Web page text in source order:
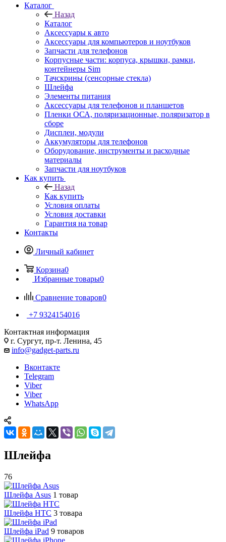
Каталог
Назад
Каталог
Аксессуары к авто
Аксессуары для компьютеров и ноутбуков
Запчасти для телефонов
Корпусные части: корпуса, крышки, рамки,
контейнеры Sim
Тачскрины (сенсорные стекла)
Шлейфа
Элементы питания
Аксессуары для телефонов и планшетов
Пленки ОСА, поляризационные, поляризатор в
сборе
Дисплеи, модули
Аккумуляторы для телефонов
Оборудование, инструменты и расходные
материалы
Запчасти для ноутбуков
Как купить
Назад
Как купить
Условия оплаты
Условия доставки
Гарантия на товар
Контакты
Личный кабинет
Корзина0
Избранные товары0
Сравнение товаров0
+7 9324154016
Контактная информация
г. Сургут, пр-т. Ленина, 45
info@gadget-parts.ru
Вконтакте
Telegram
Viber
Viber
WhatsApp
Шлейфа
76
Шлейфа Asus 1 товар
Шлейфа HTC 3 товара
Шлейфа iPad 9 товаров